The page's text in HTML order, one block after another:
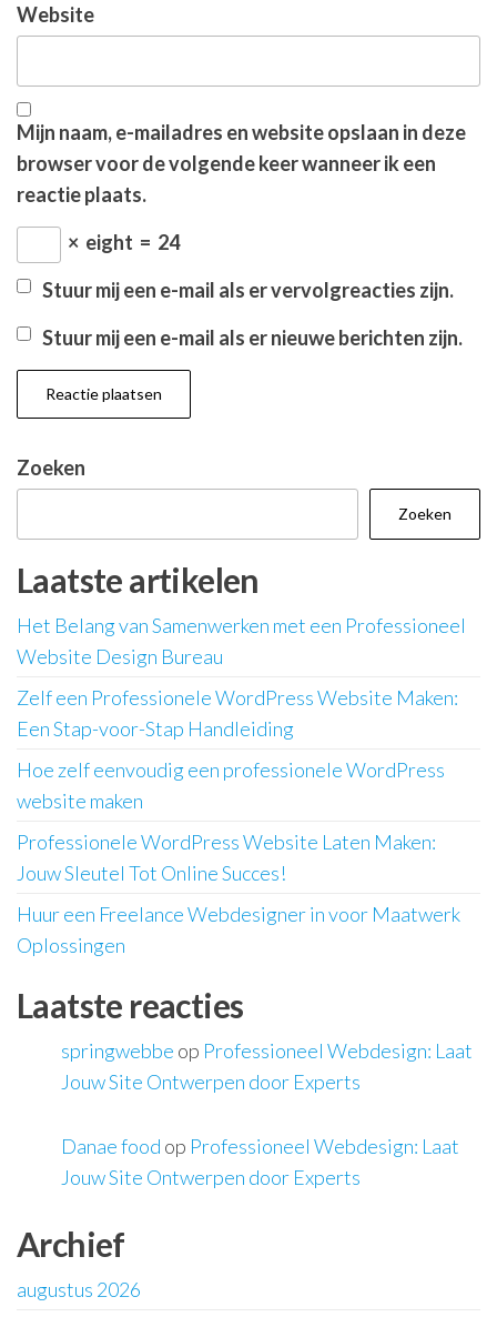
Website
Mijn naam, e-mailadres en website opslaan in deze
browser voor de volgende keer wanneer ik een
reactie plaats.
× eight = 24
Stuur mij een e-mail als er vervolgreacties zijn.
Stuur mij een e-mail als er nieuwe berichten zijn.
Zoeken
Zoeken
Laatste artikelen
Het Belang van Samenwerken met een Professioneel
Website Design Bureau
Zelf een Professionele WordPress Website Maken:
Een Stap-voor-Stap Handleiding
Hoe zelf eenvoudig een professionele WordPress
website maken
Professionele WordPress Website Laten Maken:
Jouw Sleutel Tot Online Succes!
Huur een Freelance Webdesigner in voor Maatwerk
Oplossingen
Laatste reacties
springwebbe op Professioneel Webdesign: Laat
Jouw Site Ontwerpen door Experts
Danae food op Professioneel Webdesign: Laat
Jouw Site Ontwerpen door Experts
Archief
augustus 2026